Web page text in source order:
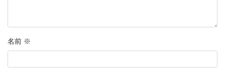
名前 ※